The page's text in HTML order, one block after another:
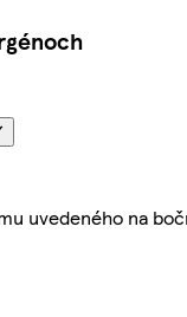
uvedeného na